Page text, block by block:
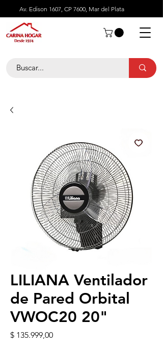
Av. Edison 1607, CP 7600, Mar del Plata
LILIANA Ventilador
de Pared Orbital
VWOC20 20"
$ 135.999,00Precio